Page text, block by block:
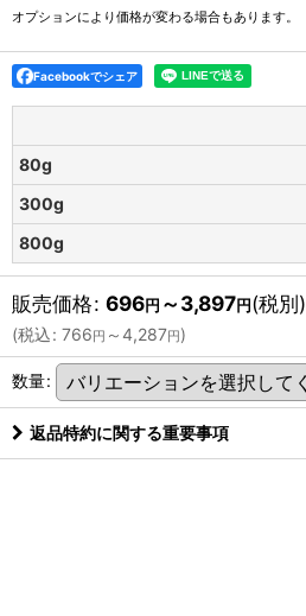
オプションにより価格が変わる場合もあります。
Facebookでシェア
80g
300g
800g
販売価格: 696円 ～3,897円(税別)
(税込: 766円 ～4,287円)
数量:
返品特約に関する重要事項